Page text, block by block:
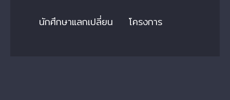
นักศึกษาแลกเปลี่ยน โครงการ